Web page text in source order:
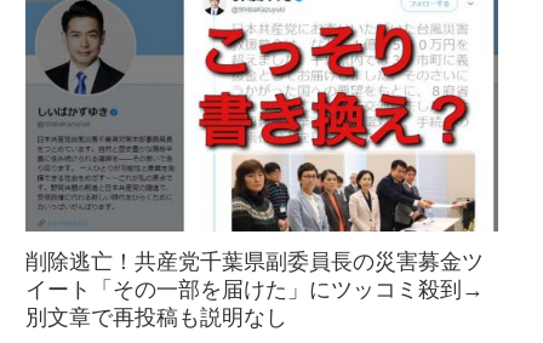
削除逃亡！共産党千葉県副委員長の災害募金ツ
イート「その一部を届けた」にツッコミ殺到→
別文章で再投稿も説明なし